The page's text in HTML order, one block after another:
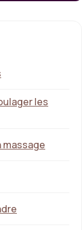
les
massage